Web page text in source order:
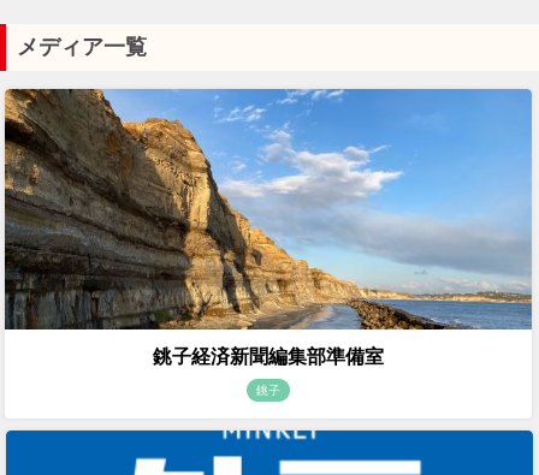
メディア一覧
銚子経済新聞編集部準備室
銚子